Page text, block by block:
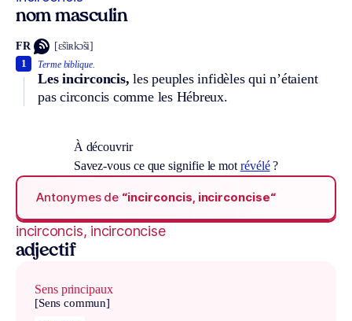
nom masculin
FR [ɛ̃siʀkɔ̃si]
Terme biblique.
Les incirconcis, les peuples infidèles qui n’étaient
pas circoncis comme les Hébreux.
1
À découvrir
Savez-vous ce que signifie le mot révélé?
Antonymes de “incirconcis, incirconcise“
incirconcis, incirconcise
adjectif
Sens principaux
[Sens commun]